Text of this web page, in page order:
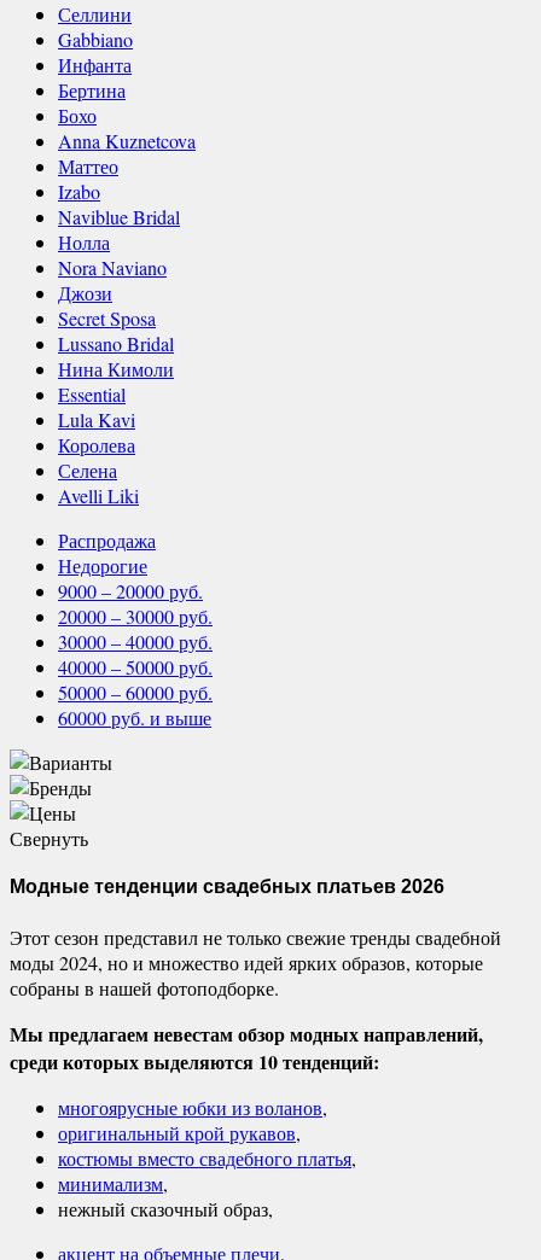
Селлини
Gabbiano
Инфанта
Бертина
Бохо
Anna Kuznetcova
Маттео
Izabo
Naviblue Bridal
Нолла
Nora Naviano
Джози
Secret Sposa
Lussano Bridal
Нина Кимоли
Essential
Lula Kavi
Королева
Селена
Avelli Liki
Распродажа
Недорогие
9000 – 20000 руб.
20000 – 30000 руб.
30000 – 40000 руб.
40000 – 50000 руб.
50000 – 60000 руб.
60000 руб. и выше
Свернуть
Модные тенденции свадебных платьев 2026
Этот сезон представил не только свежие тренды свадебной
моды 2024, но и множество идей ярких образов, которые
собраны в нашей фотоподборке.
Мы предлагаем невестам обзор модных направлений,
среди которых выделяются 10 тенденций:
многоярусные юбки из воланов,
оригинальный крой рукавов,
костюмы вместо свадебного платья,
минимализм,
нежный сказочный образ,
акцент на объемные плечи,